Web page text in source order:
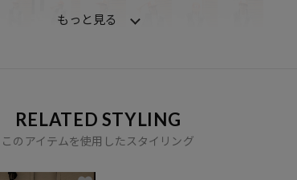
もっと見る
RELATED STYLING
このアイテムを使用したスタイリング